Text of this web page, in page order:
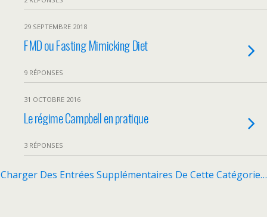
29 SEPTEMBRE 2018
FMD ou Fasting Mimicking Diet
9 RÉPONSES
31 OCTOBRE 2016
Le régime Campbell en pratique
3 RÉPONSES
Charger Des Entrées Supplémentaires De Cette Catégorie…